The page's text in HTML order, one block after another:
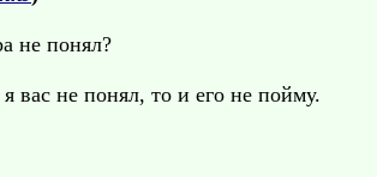
не понял?
я вас не понял, то и его не пойму.